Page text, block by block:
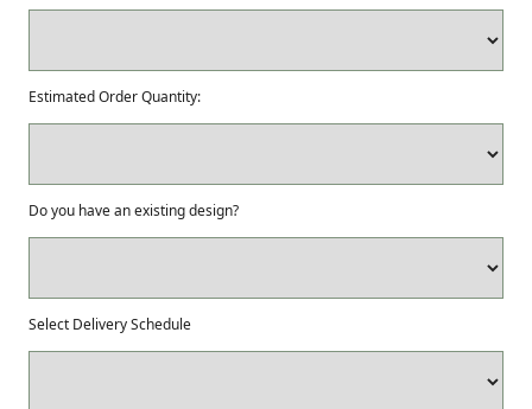
Estimated Order Quantity:
Do you have an existing design?
Select Delivery Schedule